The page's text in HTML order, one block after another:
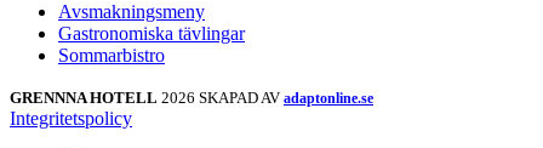
Avsmakningsmeny
Gastronomiska tävlingar
Sommarbistro
GRENNNA HOTELL 2026 SKAPAD AV adaptonline.se
Integritetspolicy